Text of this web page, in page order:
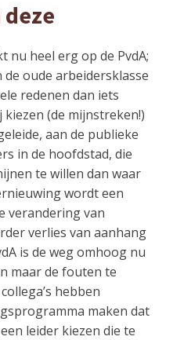
nu heel erg op de PvdA;
oude arbeidersklasse
redenen dan iets
(de mijnstreken!)
aan de publieke
in de hoofdstad, die
te willen dan waar
wordt een
verandering van
verlies van aanhang
is de weg omhoog nu
maar de fouten te
hebben
maken dat
leider kiezen die te